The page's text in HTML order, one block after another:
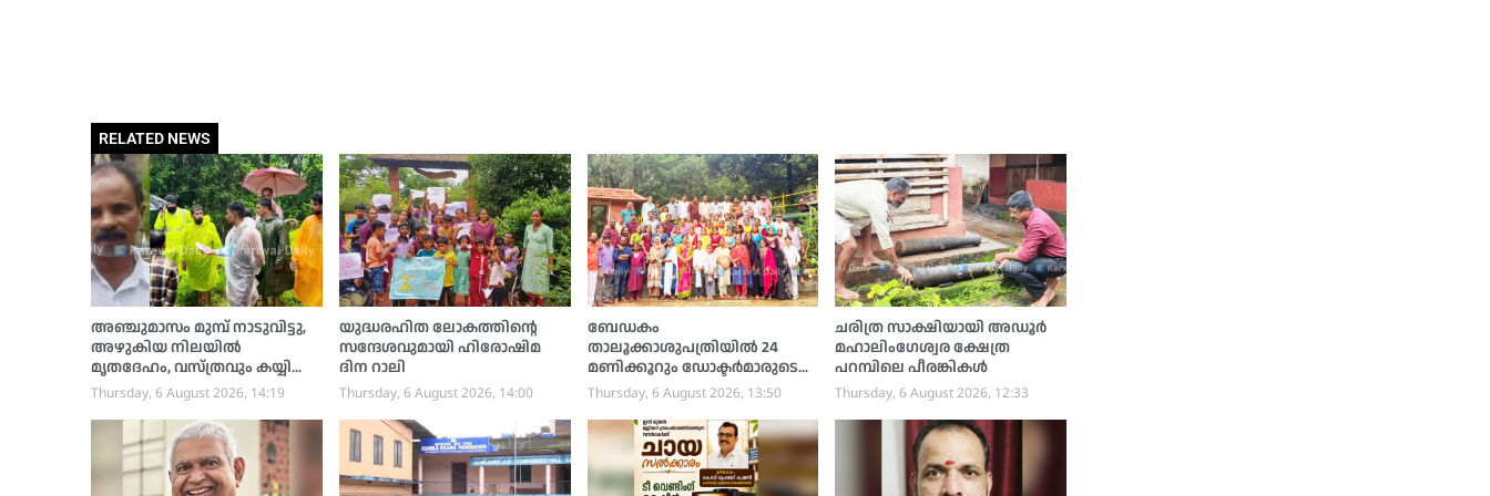
RELATED NEWS
അഞ്ചുമാസം മുമ്പ് നാടുവിട്ടു,
അഴുകിയ നിലയില്‍
മൃതദേഹം, വസ്ത്രവും കയ്യിലെ
സ്റ്റീല്‍ വളയും കണ്ട് ആളെ
തിരിച്ചറിഞ്ഞു, ഗൃഹനാഥന്റെ
മൃതദേഹം ബന്ധുക്കള്‍
ഏറ്റുവാങ്ങി സംസ്‌കരിച്ചു
Thursday, 6 August 2026, 14:19
യുദ്ധരഹിത ലോകത്തിന്റെ
സന്ദേശവുമായി ഹിരോഷിമ
ദിന റാലി
Thursday, 6 August 2026, 14:00
ബേഡകം
താലൂക്കാശുപത്രിയില്‍ 24
മണിക്കൂറും ഡോക്ടര്‍മാരുടെ
സേവനം വേണം; ആവശ്യം
ശക്തമാകുന്നു
Thursday, 6 August 2026, 13:50
ചരിത്ര സാക്ഷിയായി അഡൂര്‍
മഹാലിംഗേശ്വര ക്ഷേത്ര
പറമ്പിലെ പീരങ്കികള്‍
Thursday, 6 August 2026, 12:33